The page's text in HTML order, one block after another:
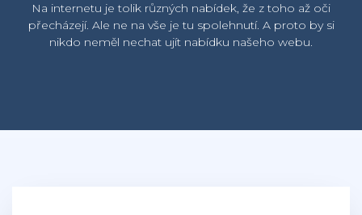
Na internetu je tolik různých nabídek, že z toho až oči
přecházejí. Ale ne na vše je tu spolehnutí. A proto by si
nikdo neměl nechat ujít nabídku našeho webu.